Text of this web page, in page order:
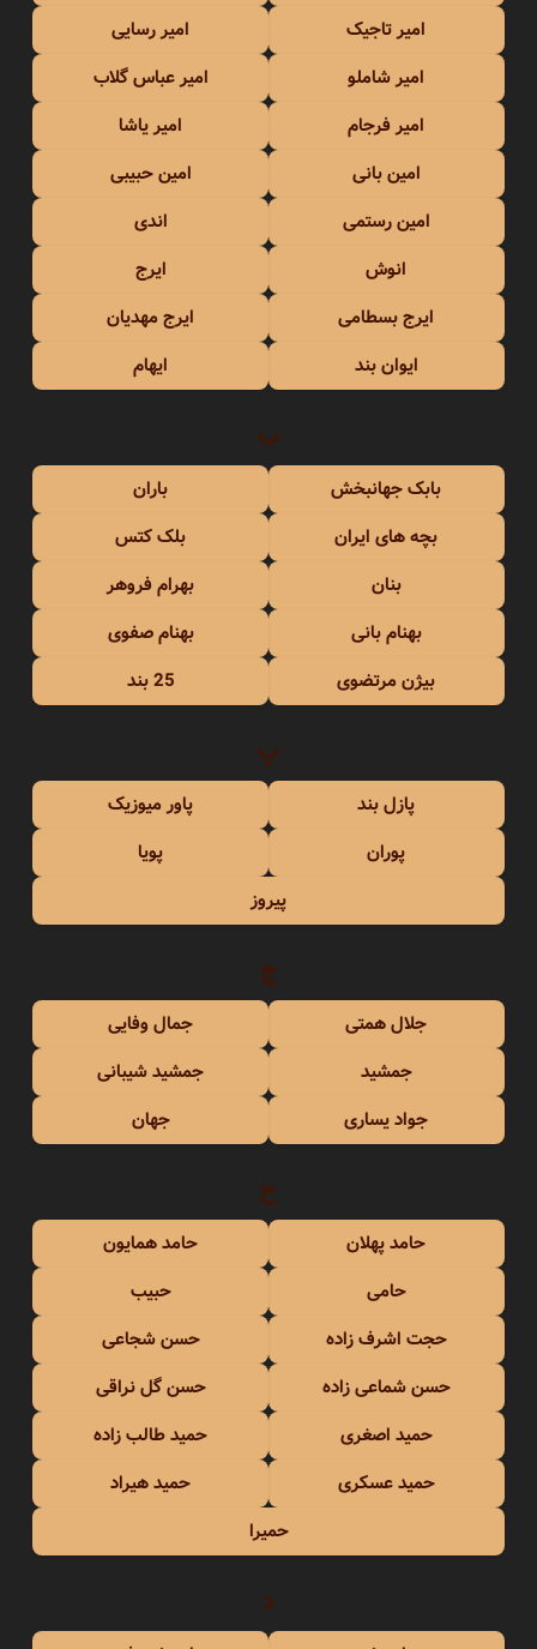
امیر تاجیک
امیر رسایی
امیر شاملو
امیر عباس گلاب
امیر فرجام
امیر یاشا
امین بانی
امین حبیبی
امین رستمی
اندی
انوش
ایرج
ایرج بسطامی
ایرج مهدیان
ایوان بند
ایهام
ب
بابک جهانبخش
باران
بچه های ایران
بلک کتس
بنان
بهرام فروهر
بهنام بانی
بهنام صفوی
بیژن مرتضوی
25 بند
پ
پازل بند
پاور میوزیک
پوران
پویا
پیروز
ج
جلال همتی
جمال وفایی
جمشید
جمشید شیبانی
جواد یساری
جهان
ح
حامد پهلان
حامد همایون
حامی
حبیب
حجت اشرف زاده
حسن شجاعی
حسن شماعی زاده
حسن گل نراقی
حمید اصغری
حمید طالب زاده
حمید عسکری
حمید هیراد
حمیرا
د